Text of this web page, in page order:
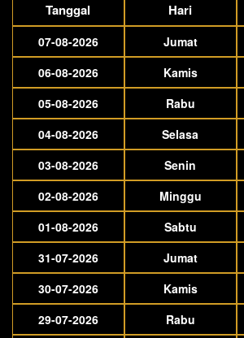
Tanggal Hari
07-08-2026 Jumat
06-08-2026
Kamis
05-08-2026
Rabu
04-08-2026
Selasa
03-08-2026
Senin
02-08-2026
Minggu
01-08-2026
Sabtu
31-07-2026
Jumat
30-07-2026
Kamis
29-07-2026
Rabu